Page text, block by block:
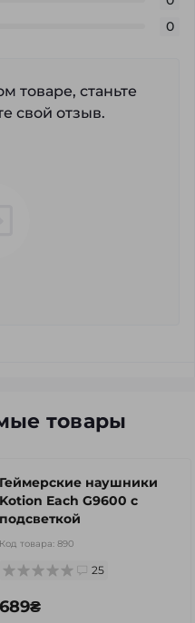
0
товаре, станьте
свой отзыв.
товары
Геймерские наушники
Kotion Each G9600 с
подсветкой
Код товара: 890
25
689₴